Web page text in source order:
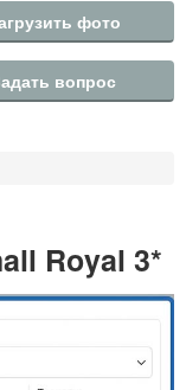
фото
вопрос
Royal 3*